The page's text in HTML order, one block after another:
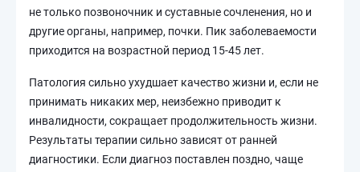
не только позвоночник и суставные сочленения, но и
другие органы, например, почки. Пик заболеваемости
приходится на возрастной период 15-45 лет.
Патология сильно ухудшает качество жизни и, если не
принимать никаких мер, неизбежно приводит к
инвалидности, сокращает продолжительность жизни.
Результаты терапии сильно зависят от ранней
диагностики. Если диагноз поставлен поздно, чаще